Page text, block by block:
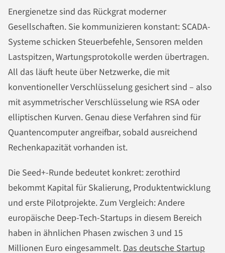
Energienetze sind das Rückgrat moderner
Gesellschaften. Sie kommunizieren konstant: SCADA-
Systeme schicken Steuerbefehle, Sensoren melden
Lastspitzen, Wartungsprotokolle werden übertragen.
All das läuft heute über Netzwerke, die mit
konventioneller Verschlüsselung gesichert sind – also
mit asymmetrischer Verschlüsselung wie RSA oder
elliptischen Kurven. Genau diese Verfahren sind für
Quantencomputer angreifbar, sobald ausreichend
Rechenkapazität vorhanden ist.
Die Seed+-Runde bedeutet konkret: zerothird
bekommt Kapital für Skalierung, Produktentwicklung
und erste Pilotprojekte. Zum Vergleich: Andere
europäische Deep-Tech-Startups in diesem Bereich
haben in ähnlichen Phasen zwischen 3 und 15
Millionen Euro eingesammelt. Das deutsche Startup